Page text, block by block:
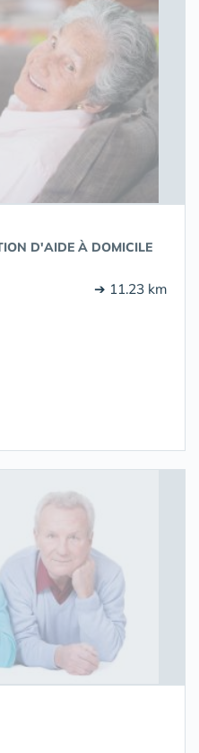
D'AIDE À DOMICILE
➔ 11.23 km